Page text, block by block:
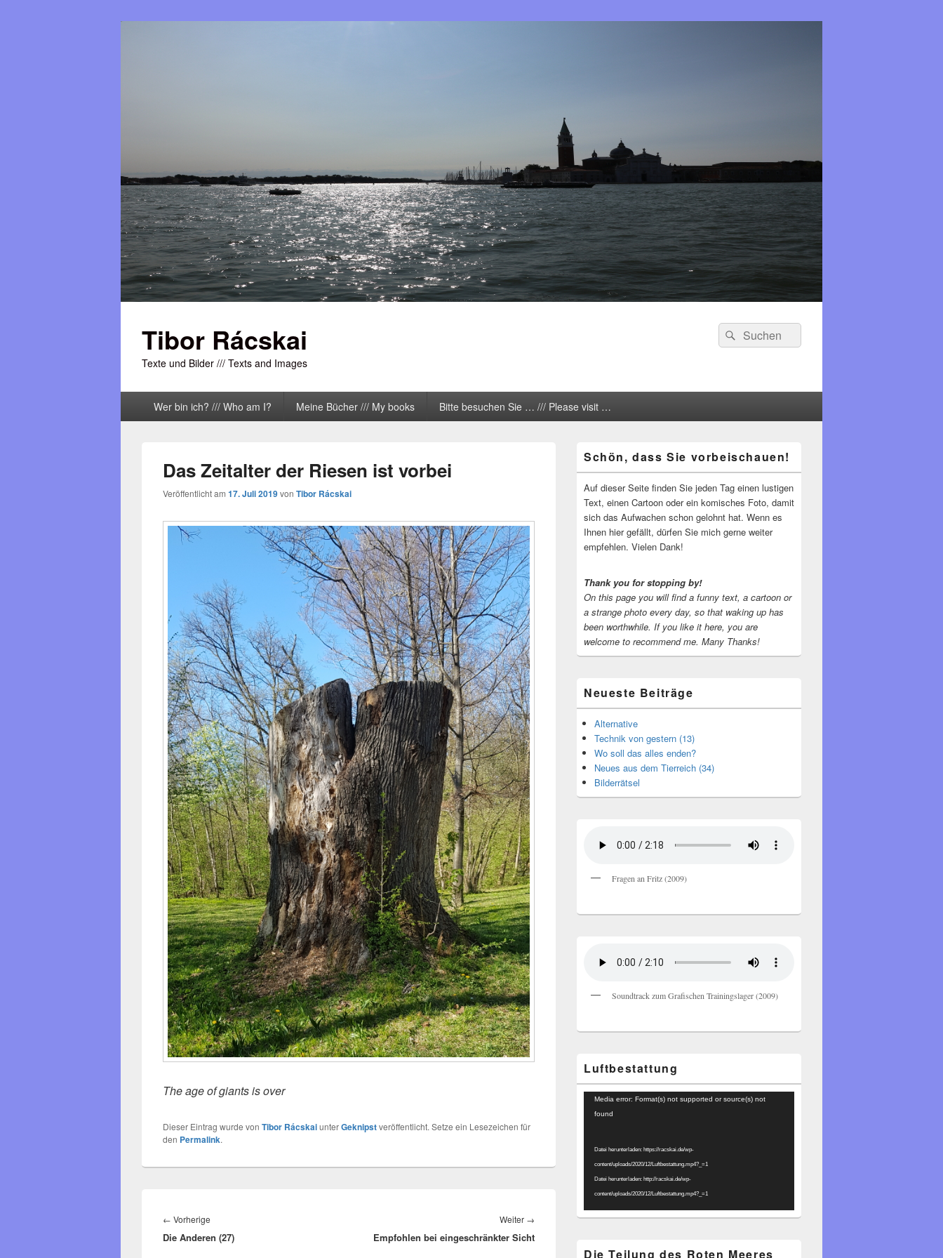
Tibor Rácskai
Texte und Bilder /// Texts and Images
Suchen
nach:
Suchen
Wer bin ich? /// Who am I? Meine Bücher /// My books Bitte besuchen Sie … /// Please visit …
Das Zeitalter der Riesen ist vorbei
Veröffentlicht am 17. Juli 2019von Tibor Rácskai
The age of giants is over
Dieser Eintrag wurde von Tibor RácskaiunterGeknipstveröffentlicht. Setze ein Lesezeichen für
den Permalink.
← Vorherige
Beitrag:
Die Anderen (27)
Weiter →
Beitrag:
Empfohlen bei eingeschränkter Sicht
Seitenleisten-
Widgetbereich
Schön, dass Sie vorbeischauen!
Auf dieser Seite finden Sie jeden Tag einen lustigen
Text, einen Cartoon oder ein komisches Foto, damit
sich das Aufwachen schon gelohnt hat. Wenn es
Ihnen hier gefällt, dürfen Sie mich gerne weiter
empfehlen. Vielen Dank!
Thank you for stopping by!
On this page you will find a funny text, a cartoon or
a strange photo every day, so that waking up has
been worthwhile. If you like it here, you are
welcome to recommend me. Many Thanks!
Neueste Beiträge
Alternative
Technik von gestern (13)
Wo soll das alles enden?
Neues aus dem Tierreich (34)
Bilderrätsel
Fragen an Fritz (2009)
Soundtrack zum Grafischen Trainingslager (2009)
Luftbestattung
Video-
Player
Media error: Format(s) not supported or source(s) not
found
Datei herunterladen: https://racskai.de/wp-
content/uploads/2020/12/Luftbestattung.mp4?_=1
Datei herunterladen: http://racskai.de/wp-
content/uploads/2020/12/Luftbestattung.mp4?_=1
Die Teilung des Roten Meeres